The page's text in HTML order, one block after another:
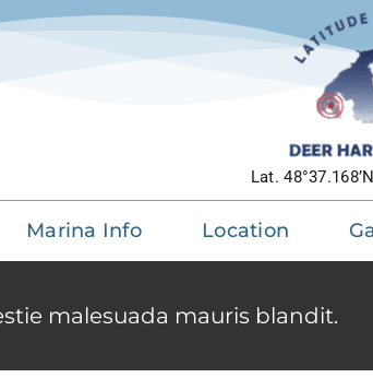
Lat.
Marina Info Location
malesuada mauris blandit.